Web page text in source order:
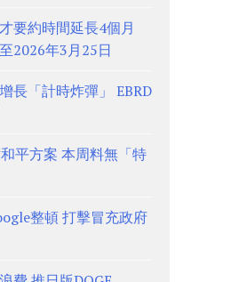
要約時間延長4個月
2026年3月25日
長「計時炸彈」 EBRD
平方案 本周料無「特
整頓 打擊冒充政府